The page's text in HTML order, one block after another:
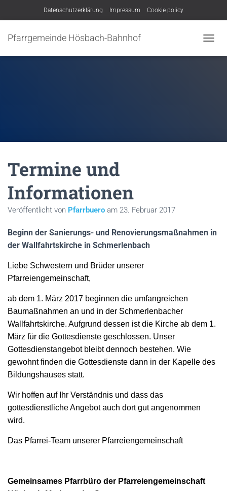
Datenschutzerklärung Impressum Cookie policy
Pfarrgemeinde Hösbach-Bahnhof
A
U
N
Termine und
Informationen
Veröffentlicht von Pfarrbuero am 23. Februar 2017
Beginn der Sanierungs- und Renovierungsmaßnahmen in
der Wallfahrtskirche in Schmerlenbach
Liebe Schwestern und Brüder unserer
Pfarreiengemeinschaft,
ab dem 1. März 2017 beginnen die umfangreichen
Baumaßnahmen an und in der Schmerlenbacher
Wallfahrtskirche. Aufgrund dessen ist die Kirche ab dem 1.
März für die Gottesdienste geschlossen. Unser
Gottesdienstangebot bleibt dennoch bestehen. Wie
gewohnt finden die Gottesdienste dann in der Kapelle des
Bildungshauses statt.
Wir hoffen auf Ihr Verständnis und dass das
gottesdienstliche Angebot auch dort gut angenommen
wird.
Das Pfarrei-Team unserer Pfarreiengemeinschaft
Gemeinsames Pfarrbüro der Pfarreiengemeinschaft